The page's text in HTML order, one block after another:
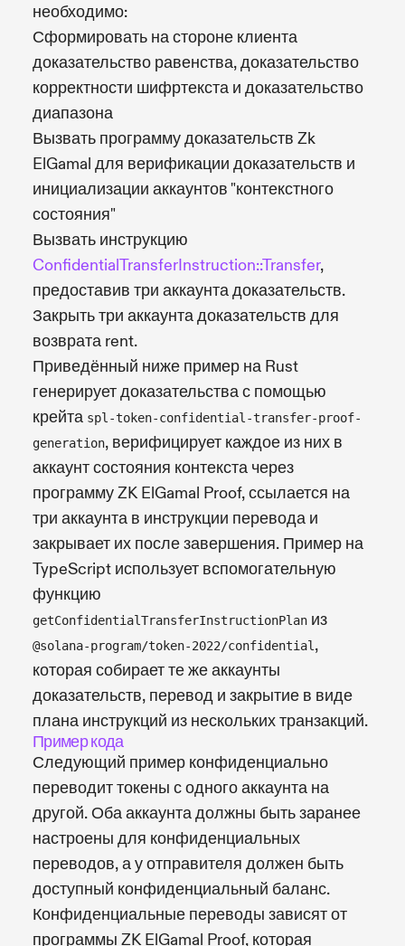
необходимо:
Сформировать на стороне клиента
доказательство равенства, доказательство
корректности шифртекста и доказательство
диапазона
Вызвать программу доказательств Zk
ElGamal для верификации доказательств и
инициализации аккаунтов "контекстного
состояния"
Вызвать инструкцию
ConfidentialTransferInstruction::Transfer,
предоставив три аккаунта доказательств.
Закрыть три аккаунта доказательств для
возврата rent.
Приведённый ниже пример на Rust
генерирует доказательства с помощью
крейта spl-token-confidential-transfer-proof-
generation, верифицирует каждое из них в
аккаунт состояния контекста через
программу ZK ElGamal Proof, ссылается на
три аккаунта в инструкции перевода и
закрывает их после завершения. Пример на
TypeScript использует вспомогательную
функцию
getConfidentialTransferInstructionPlan из
@solana-program/token-2022/confidential ,
которая собирает те же аккаунты
доказательств, перевод и закрытие в виде
плана инструкций из нескольких транзакций.
Пример кода
Следующий пример конфиденциально
переводит токены с одного аккаунта на
другой. Оба аккаунта должны быть заранее
настроены для конфиденциальных
переводов, а у отправителя должен быть
доступный конфиденциальный баланс.
Конфиденциальные переводы зависят от
программы ZK ElGamal Proof, которая